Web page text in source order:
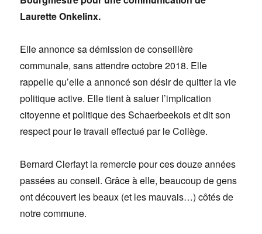
Laurette Onkelinx.
Elle annonce sa démission de conseillère
communale, sans attendre octobre 2018. Elle
rappelle qu’elle a annoncé son désir de quitter la vie
politique active. Elle tient à saluer l’implication
citoyenne et politique des Schaerbeekois et dit son
respect pour le travail effectué par le Collège.
Bernard Clerfayt la remercie pour ces douze années
passées au conseil. Grâce à elle, beaucoup de gens
ont découvert les beaux (et les mauvais…) côtés de
notre commune.